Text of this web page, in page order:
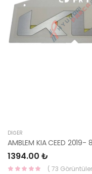
DIĞER
1394.00 ₺
( 73